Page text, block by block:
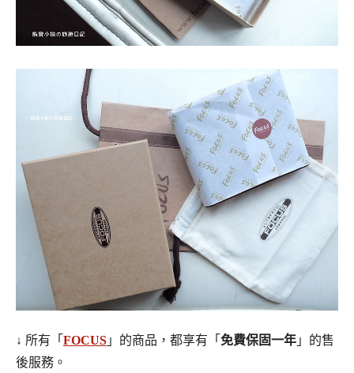
↓ 所有「 FOCUS 」的商品，都享有「 免費保固一年 」的售
後服務。